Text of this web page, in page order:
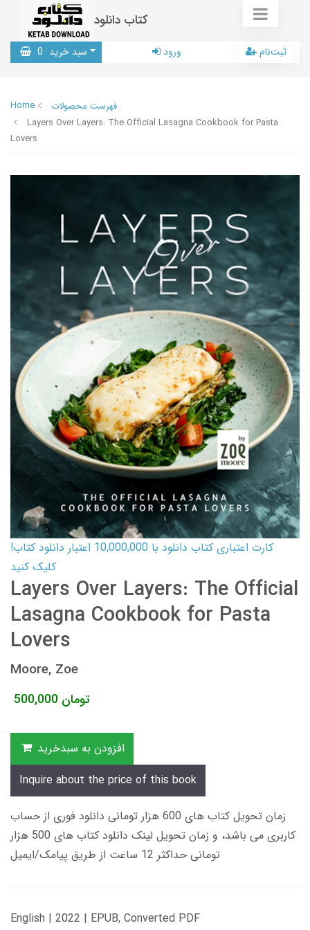
کتاب دانلود
سبد خرید 0 ورود ثبت‌نام
Home
فهرست محصولات
Layers Over Layers: The Official Lasagna Cookbook for Pasta
Lovers
کارت اعتباری کتاب دانلود با 10,000,000 اعتبار دانلود کتاب!
کلیک کنید
Layers Over Layers: The Official
Lasagna Cookbook for Pasta
Lovers
Moore, Zoe
500,000 تومان
افزودن به سبدخرید
Inquire about the price of this book
زمان تحویل کتاب های 600 هزار تومانی دانلود فوری از حساب
کاربری می باشد، و زمان تحویل لینک دانلود کتاب های 500 هزار
تومانی حداکثر 12 ساعت از طریق پیامک/ایمیل
English | 2022 | EPUB, Converted PDF